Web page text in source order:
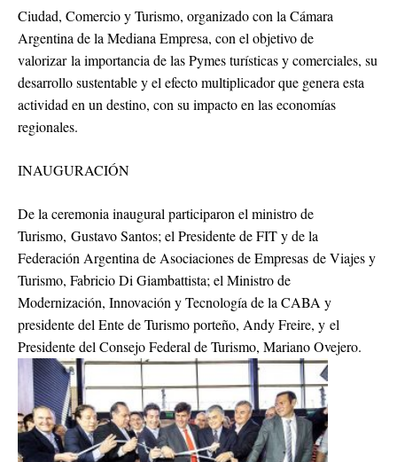
Ciudad, Comercio y Turismo, organizado con la Cámara
Argentina de la Mediana Empresa, con el objetivo de
valorizar la importancia de las Pymes turísticas y comerciales, su
desarrollo sustentable y el efecto multiplicador que genera esta
actividad en un destino, con su impacto en las economías
regionales.
INAUGURACIÓN
De la ceremonia inaugural participaron el ministro de
Turismo, Gustavo Santos; el Presidente de FIT y de la
Federación Argentina de Asociaciones de Empresas de Viajes y
Turismo, Fabricio Di Giambattista; el Ministro de
Modernización, Innovación y Tecnología de la CABA y
presidente del Ente de Turismo porteño, Andy Freire, y el
Presidente del Consejo Federal de Turismo, Mariano Ovejero.